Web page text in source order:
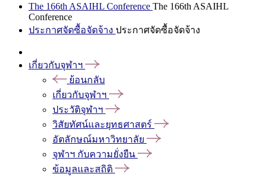
The 166th ASAIHL Conference The 166th ASAIHL
Conference
ประกาศจัดซื้อจัดจ้าง ประกาศจัดซื้อจัดจ้าง
เกี่ยวกับจุฬาฯ
ย้อนกลับ
เกี่ยวกับจุฬาฯ
ประวัติจุฬาฯ
วิสัยทัศน์และยุทธศาสตร์
อัตลักษณ์มหาวิทยาลัย
จุฬาฯ กับความยั่งยืน
ข้อมูลและสถิติ